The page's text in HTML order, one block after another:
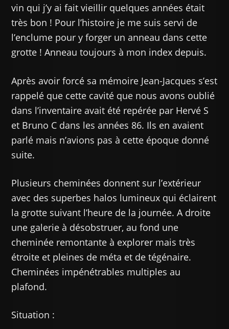
vin qui j’y ai fait vieillir quelques années était
très bon ! Pour l’histoire je me suis servi de
l’enclume pour y forger un anneau dans cette
grotte ! Anneau toujours à mon index depuis.
Après avoir forcé sa mémoire Jean-Jacques s’est
rappelé que cette cavité que nous avons oublié
dans l’inventaire avait été repérée par Hervé S
et Bruno C dans les années 86. Ils en avaient
parlé mais n’avions pas à cette époque donné
suite.
Plusieurs cheminées donnent sur l’extérieur
avec des superbes halos lumineux qui éclairent
la grotte suivant l’heure de la journée. A droite
une galerie à désobstruer, au fond une
cheminée remontante à explorer mais très
étroite et pleines de méta et de tégénaire.
Cheminées impénétrables multiples au
plafond.
Situation :